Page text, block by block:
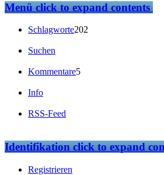
Menüclick to expand contents
Schlagworte202
Suchen
Kommentare5
Info
RSS-Feed
Identifikationclick to expand
Registrieren